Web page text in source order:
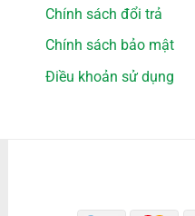
Chính sách đổi trả
Chính sách bảo mật
Điều khoản sử dụng